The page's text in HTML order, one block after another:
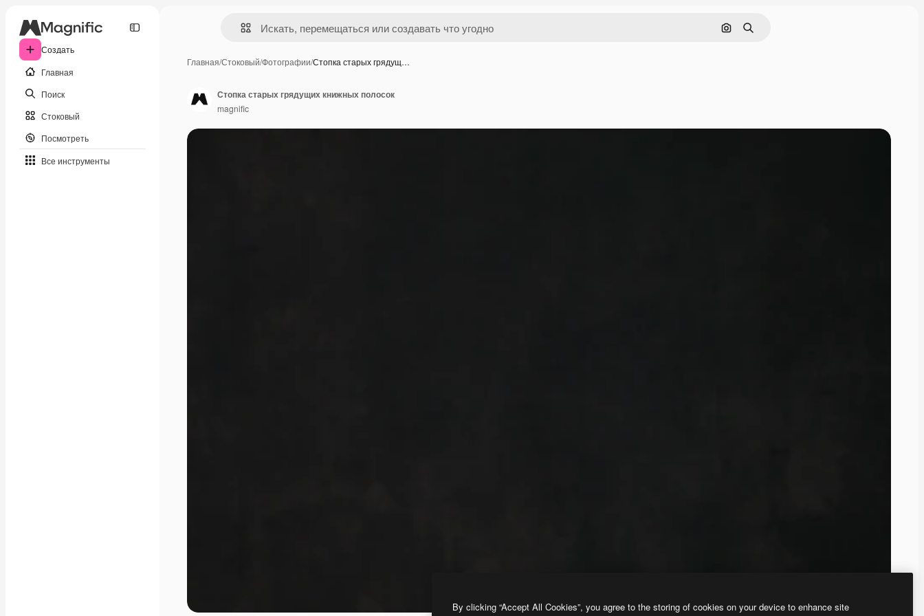
Создать
Главная
Поиск
Стоковый
Посмотреть
Все инструменты
Поиск по изображению
Поиск
Главная/Стоковый/Фотографии/Стопка старых грядущ…
Стопка старых грядущих книжных полосок
magnific
By clicking “Accept All Cookies”, you agree to the storing of cookies on your device to enhance site